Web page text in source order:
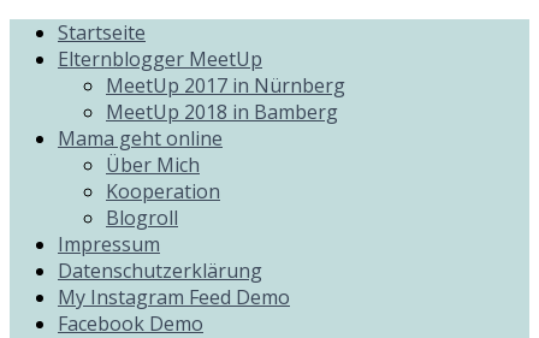
Startseite
Elternblogger MeetUp
MeetUp 2017 in Nürnberg
MeetUp 2018 in Bamberg
Mama geht online
Über Mich
Kooperation
Blogroll
Impressum
Datenschutzerklärung
My Instagram Feed Demo
Facebook Demo